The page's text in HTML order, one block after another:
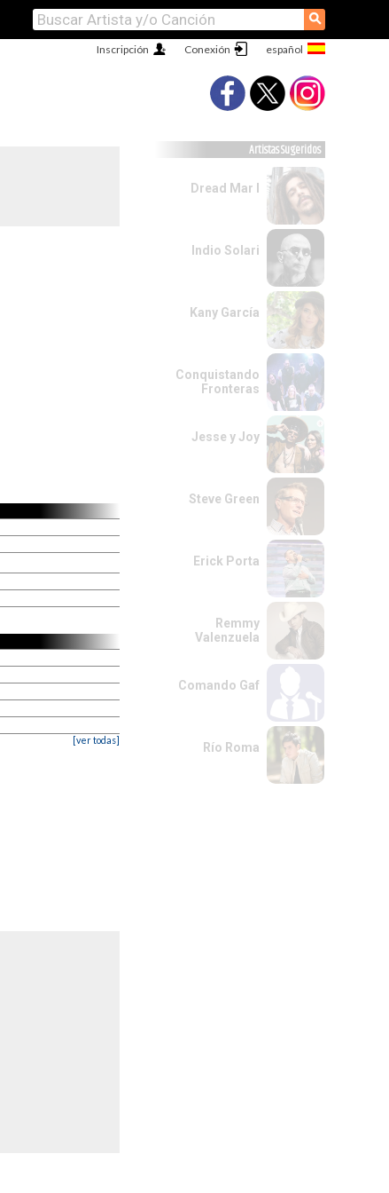
⚲
Conexión
Inscripción
[ver todas]
Artistas Sugeridos
Dread Mar I
Indio Solari
Kany García
Conquistando
Fronteras
Jesse y Joy
Steve Green
Erick Porta
Remmy
Valenzuela
Comando Gaf
Río Roma